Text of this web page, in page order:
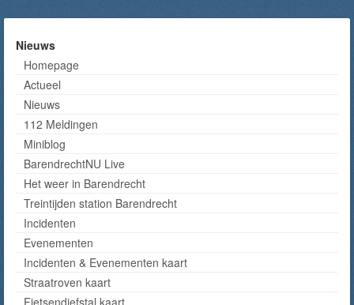
Nieuws
Homepage
Actueel
Nieuws
112 Meldingen
Miniblog
BarendrechtNU Live
Het weer in Barendrecht
Treintijden station Barendrecht
Incidenten
Evenementen
Incidenten & Evenementen kaart
Straatroven kaart
Fietsendiefstal kaart